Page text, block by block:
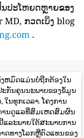
ປະໂຫຍດຫຼາຍຂອງ
ກວດເບິ່ງ blog
.
ຫມົດແມ່ນບໍ່ຖືກຕ້ອງໃນ
ະກັນຄຸນນະພາບຂອງຂໍ້ມູນ
ນທຸກເວລາ. ໂຄງການ
ານດູແລທີ່ສົມເຫດສົມຜົນ
ລະພາຍໃຕ້ສະພາບການ
ດທາງໂລກຫຼືຕົວແທນຂອງ